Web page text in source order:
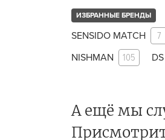
ИЗБРАННЫЕ БРЕНДЫ
SENSIDO MATCH 7
NISHMAN 105 DS
А ещё мы